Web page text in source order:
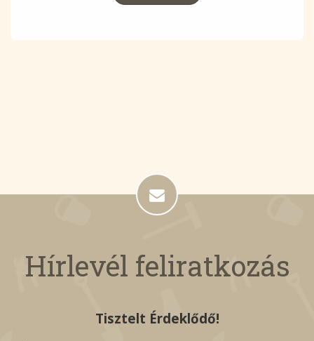
Hírlevél feliratkozás
Tisztelt Érdeklődő!